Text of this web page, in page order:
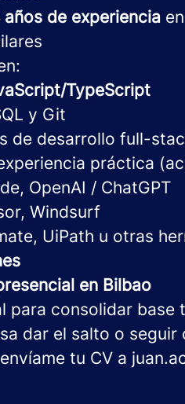
años de experiencia
TypeScript
y Git
de desarrollo full-
práctica
OpenAI / ChatGPT
Windsurf
UiPath u otras
en Bilbao
para consolidar base
dar el salto o
tu CV a